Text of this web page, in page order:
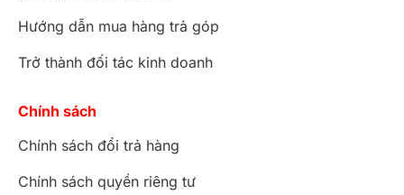
Hướng dẫn mua hàng trả góp
Trở thành đối tác kinh doanh
Chính sách
Chính sách đổi trả hàng
Chính sách quyền riêng tư